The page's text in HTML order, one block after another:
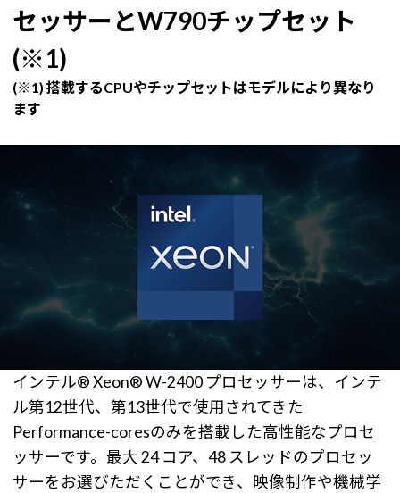
セッサーとW790チップセット
(※1)
(※1) 搭載するCPUやチップセットはモデルにより異なり
ます
インテル® Xeon® W-2400 プロセッサーは、インテ
ル第12世代、第13世代で使用されてきた
Performance-coresのみを搭載した高性能なプロセ
ッサーです。最大 24 コア、48 スレッドのプロセッ
サーをお選びただくことができ、映像制作や機械学